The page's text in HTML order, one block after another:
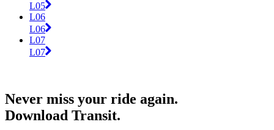
L05
L06
L06
L07
L07
Never miss your ride again.
Download Transit.